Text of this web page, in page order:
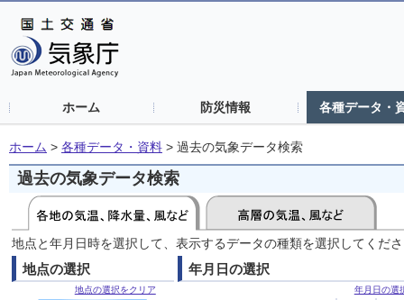
ホーム 防災情報 各種データ・
ホーム > 各種データ・資料 > 過去の気象データ検索
過去の気象データ検索
地点と年月日時を選択して、表示するデータの種類を選択してくだ
地点の選択
地点の選択をクリア
年月日の選択
年月日の選